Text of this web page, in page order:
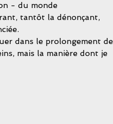
- du monde
tantôt la dénonçant,
mais la manière dont je